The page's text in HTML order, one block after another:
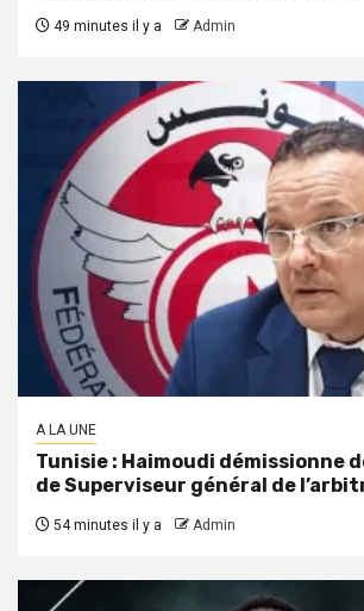
49 minutes il y a Admin
A LA UNE
Tunisie : Haimoudi démissionne
de Superviseur général de
54 minutes il y a Admin